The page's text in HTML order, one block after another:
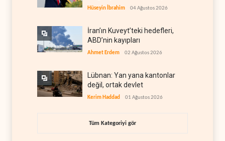
kaldıracak gücümüz yok'
Hüseyin İbrahim 04 Ağustos 2026
İran’ın Kuveyt’teki hedefleri,
ABD’nin kayıpları
Ahmet Erdem 02 Ağustos 2026
Lübnan: Yan yana kantonlar
değil, ortak devlet
Kerim Haddad 01 Ağustos 2026
Tüm Kategoriyi gör